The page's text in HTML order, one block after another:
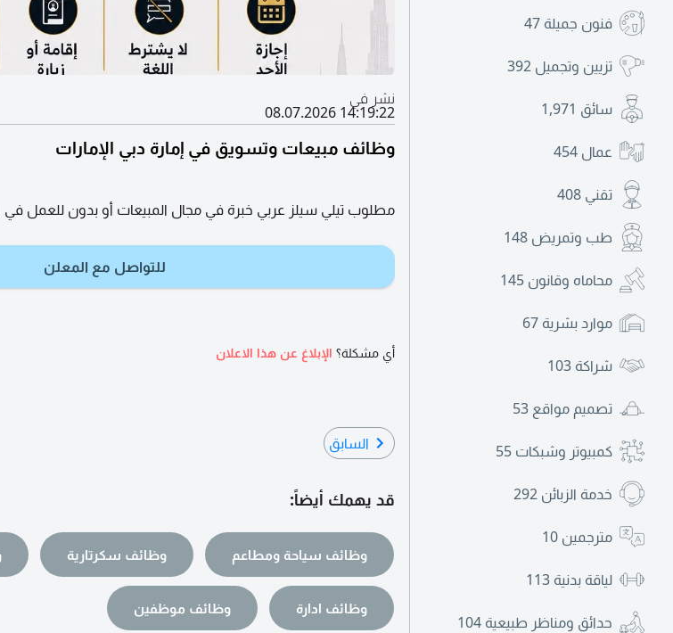
فنون جميلة 47
تزيين وتجميل 392
سائق 1,971
عمال 454
تقني 408
طب وتمريض 148
محاماه وقانون 145
موارد بشرية 67
شراكة 103
تصميم مواقع 53
كمبيوتر وشبكات 55
خدمة الزبائن 292
مترجمين 10
لياقة بدنية 113
حدائق ومناظر طبيعية 104
نشر في
08.07.2026 14:19:22
وظائف مبيعات وتسويق في إمارة دبي الإمارات
مطلوب تيلي سيلز عربي خبرة في مجال المبيعات أو بدون للعمل في
للتواصل مع المعلن
أي مشكلة؟ الإبلاغ عن هذا الاعلان
السابق
قد يهمك أيضاً:
وظائف سياحة ومطاعم وظائف سكرتارية
وظائف ادارة وظائف موظفين